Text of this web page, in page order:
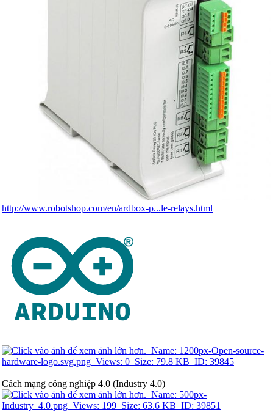
http://www.robotshop.com/en/ardbox-p...le-relays.html
Cách mạng công nghiệp 4.0 (Industry 4.0)